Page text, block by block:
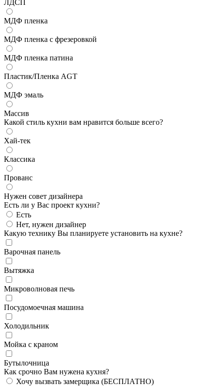
ЛДСП
МДФ пленка
МДФ пленка с фрезеровкой
МДФ пленка патина
Пластик/Пленка AGT
МДФ эмаль
Массив
Какой стиль кухни вам нравится больше всего?
Хай-тек
Классика
Прованс
Нужен совет дизайнера
Есть ли у Вас проект кухни?
Есть
Нет, нужен дизайнер
Какую технику Вы планируете установить на кухне?
Варочная панель
Вытяжка
Микроволновая печь
Посудомоечная машина
Холодильник
Мойка с краном
Бутылочница
Как срочно Вам нужена кухня?
Хочу вызвать замерщика (БЕСПЛАТНО)